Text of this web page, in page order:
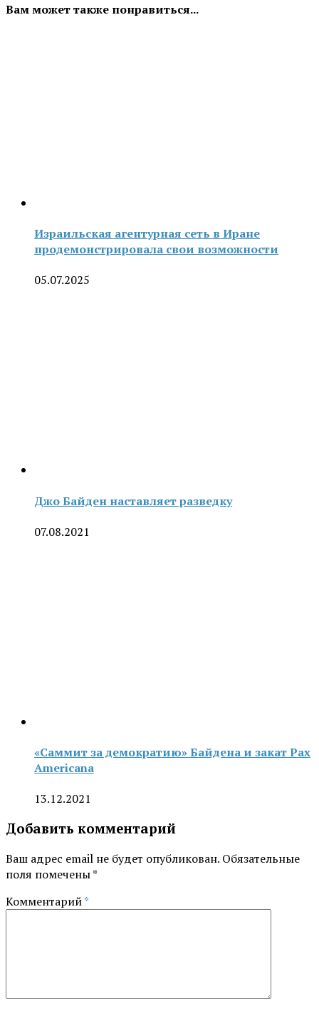
Вам может также понравиться...
Израильская агентурная сеть в Иране
продемонстрировала свои возможности
05.07.2025
Джо Байден наставляет разведку
07.08.2021
«Саммит за демократию» Байдена и закат Pax
Americana
13.12.2021
Добавить комментарий
Ваш адрес email не будет опубликован. Обязательные
поля помечены*
Комментарий*